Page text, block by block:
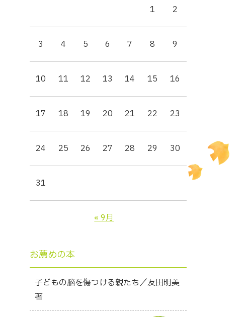
1 2
3 4 5 6 7 8 9
10 11 12 13 14 15 16
17 18 19 20 21 22 23
24 25 26 27 28 29 30
31
« 9月
お薦めの本
子どもの脳を傷つける親たち／友田明美
著